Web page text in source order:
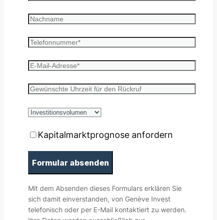
Kapitalmarktprognose anfordern
Mit dem Absenden dieses Formulars erklären Sie
sich damit einverstanden, von Genève Invest
telefonisch oder per E-Mail kontaktiert zu werden.